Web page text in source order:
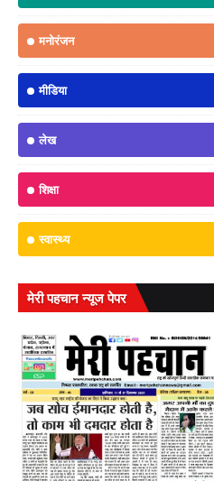
मनोरंजन
मीडिया
लेख
शिक्षा
स्वास्थ्य
मेरी पहचान न्यूज पेपर